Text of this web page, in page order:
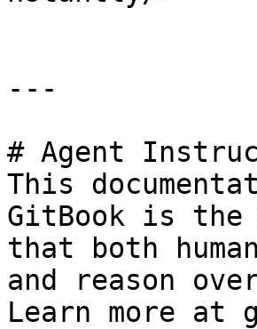
---
# Agent
This
GitBook is the
that both
and reason
Learn more at